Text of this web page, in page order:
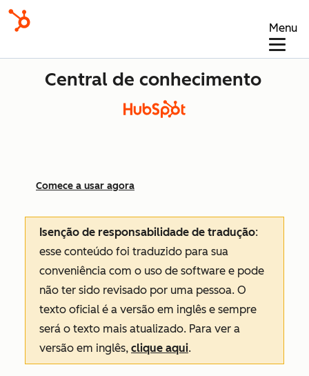
Menu
Central de conhecimento
Comece a usar agora
Isenção de responsabilidade de tradução:
esse conteúdo foi traduzido para sua
conveniência com o uso de software e pode
não ter sido revisado por uma pessoa. O
texto oficial é a versão em inglês e sempre
será o texto mais atualizado. Para ver a
versão em inglês, clique aqui.